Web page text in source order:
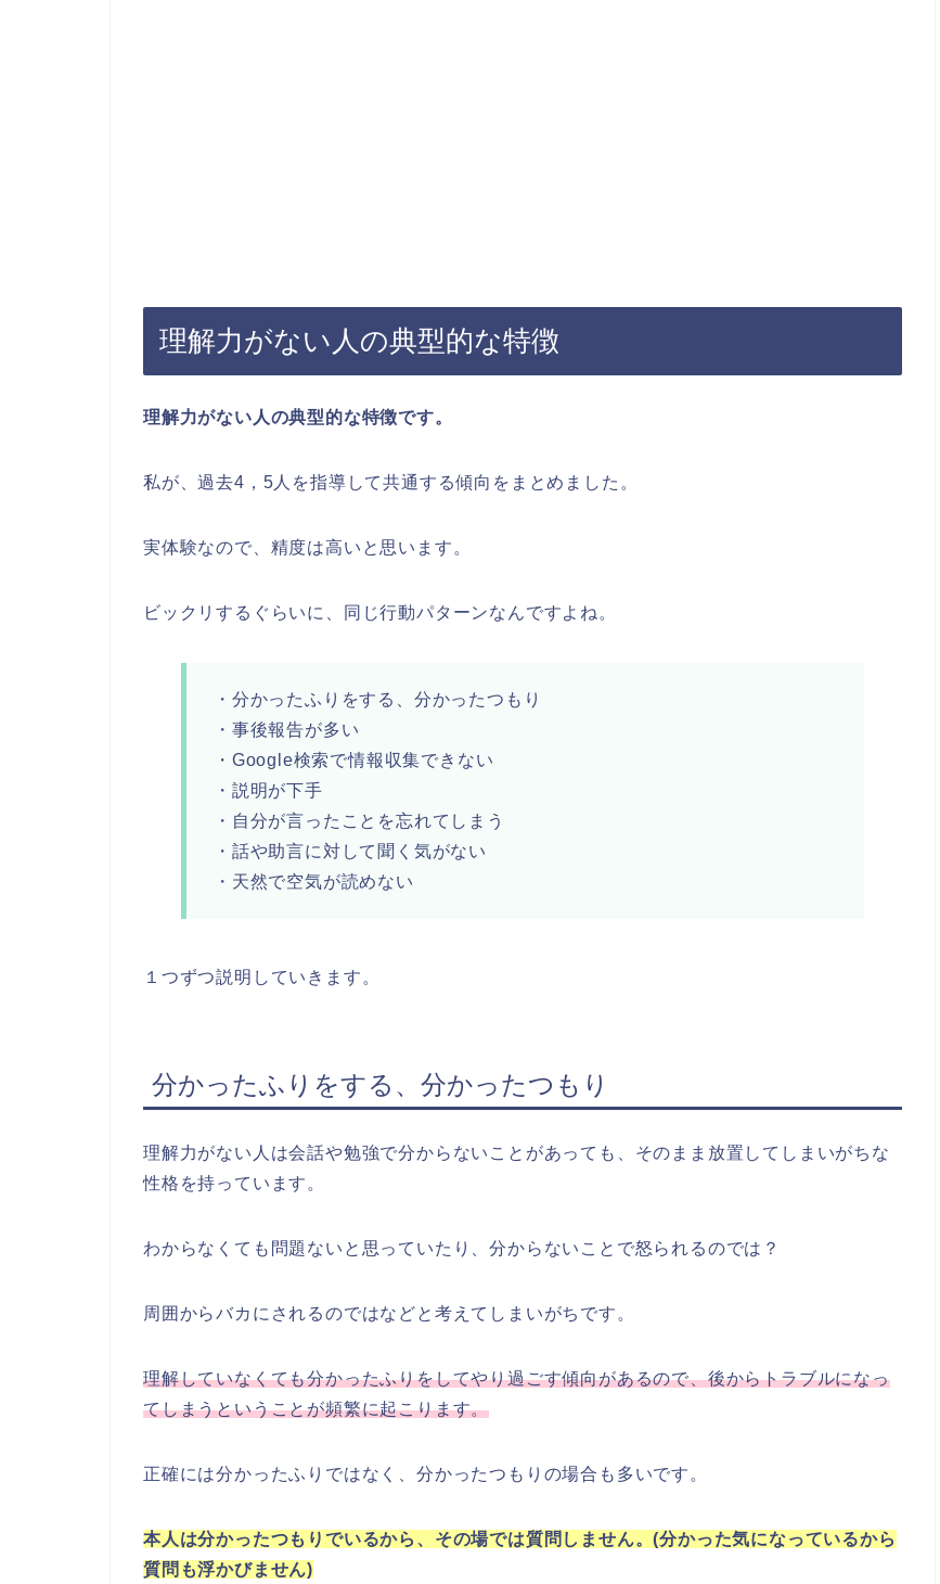
理解力がない人の典型的な特徴
理解力がない人の典型的な特徴です。
私が、過去4，5人を指導して共通する傾向をまとめました。
実体験なので、精度は高いと思います。
ビックリするぐらいに、同じ行動パターンなんですよね。
・分かったふりをする、分かったつもり
・事後報告が多い
・Google検索で情報収集できない
・説明が下手
・自分が言ったことを忘れてしまう
・話や助言に対して聞く気がない
・天然で空気が読めない
１つずつ説明していきます。
分かったふりをする、分かったつもり
理解力がない人は会話や勉強で分からないことがあっても、そのまま放置してしまいがちな
性格を持っています。
わからなくても問題ないと思っていたり、分からないことで怒られるのでは？
周囲からバカにされるのではなどと考えてしまいがちです。
理解していなくても分かったふりをしてやり過ごす傾向があるので、後からトラブルになっ
てしまうということが頻繁に起こります。
正確には分かったふりではなく、分かったつもりの場合も多いです。
本人は分かったつもりでいるから、その場では質問しません。(分かった気になっているから
質問も浮かびません)